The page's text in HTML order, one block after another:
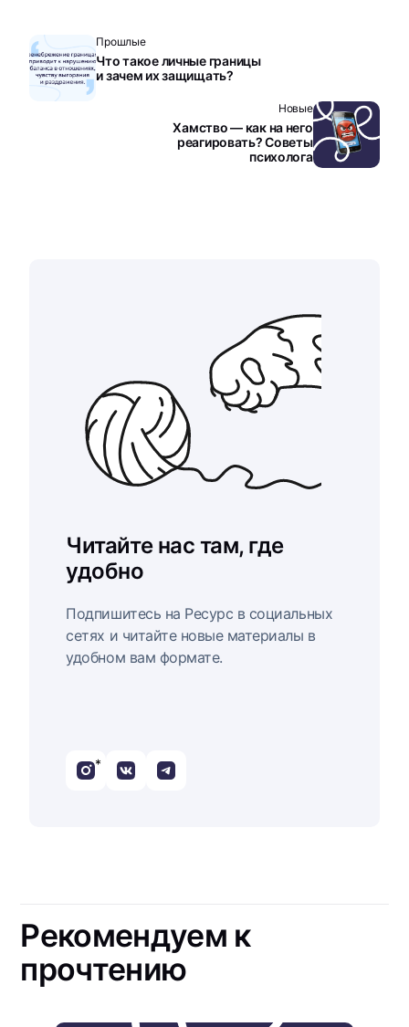
Прошлые
Что такое личные границы
и зачем их защищать?
Новые
Хамство — как на него
реагировать? Советы
психолога
Читайте нас там, где
удобно
Подпишитесь на Ресурс в социальных
сетях и читайте новые материалы в
удобном вам формате.
*
Рекомендуем к
прочтению